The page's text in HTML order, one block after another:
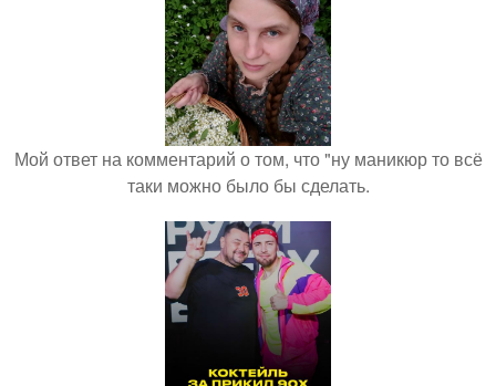
Мой ответ на комментарий о том, что "ну маникюр то всё
таки можно было бы сделать.